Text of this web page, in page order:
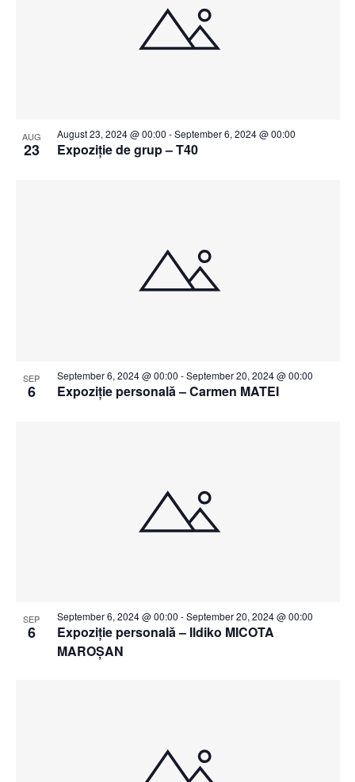
AUG
23 Expoziție de grup – T40
August 23, 2024 @ 00:00 -September 6, 2024 @ 00:00
SEP
6 Expoziție personală – Carmen MATEI
September 6, 2024 @ 00:00 -September 20, 2024 @ 00:00
SEP
6
Expoziție personală – Ildiko MICOTA
MAROȘAN
September 6, 2024 @ 00:00 -September 20, 2024 @ 00:00